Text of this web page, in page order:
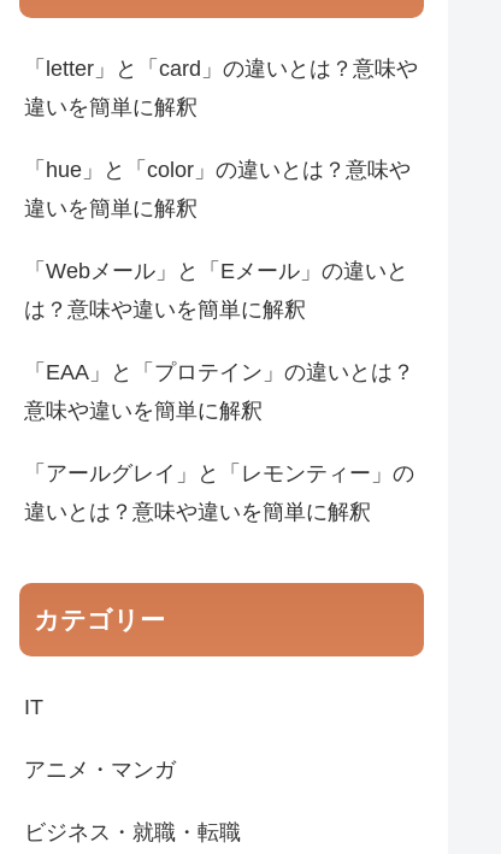
「letter」と「card」の違いとは？意味や
違いを簡単に解釈
「hue」と「color」の違いとは？意味や
違いを簡単に解釈
「Webメール」と「Eメール」の違いと
は？意味や違いを簡単に解釈
「EAA」と「プロテイン」の違いとは？
意味や違いを簡単に解釈
「アールグレイ」と「レモンティー」の
違いとは？意味や違いを簡単に解釈
カテゴリー
IT
アニメ・マンガ
ビジネス・就職・転職